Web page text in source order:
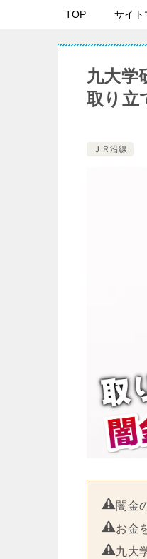
TOP サイト
九大学
取り立
ＪＲ沿線
闇金
お金
九大